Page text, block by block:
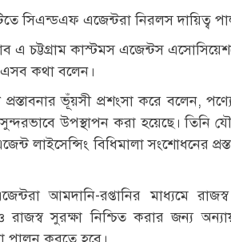
সিএন্ডএফ এজেন্টরা নিরলস দায়িত্ব
এ চট্টগ্রাম কাস্টমস এজেন্টস
এসব কথা বলেন।
ভূঁয়সী প্রশংসা করে বলেন,
উপস্থাপন করা হয়েছে। তিনি
লাইসেন্সিং বিধিমালা সংশোধনের
আমদানি-রপ্তানির মাধ্যমে
সুরক্ষা নিশ্চিত করার জন্য